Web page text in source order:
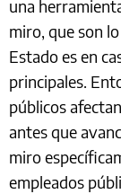
una
miro, que son
Estado es en
principales.
públicos
antes que
miro
empleados